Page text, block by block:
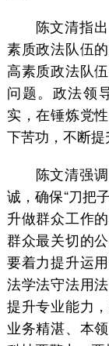
陈文清指出
素质政法队伍
高素质政法队
问题。政法领
实，在锤炼党
下苦功，不断提
陈文清强调
诚，确保“刀把
升做群众工作
群众最关切的
要着力提升运
法学法守法用
提升专业能力
业务精湛、本